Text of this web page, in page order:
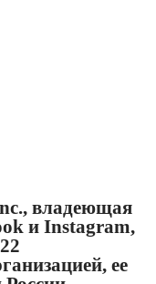
владеющая
и Instagram,
ее